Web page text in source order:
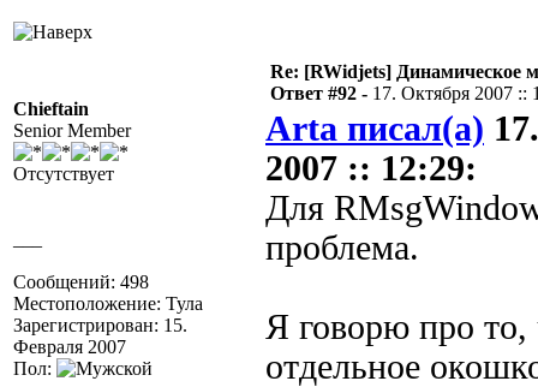
Chieftain
Senior Member
Отсутствует
Сообщений: 498
Местоположение: Тула
Зарегистрирован: 15.
Февраля 2007
Пол:
Re: [RWidjets] Динамическое
Ответ #92 - 17. Октября 2007 ::
Arta писал(а)
2007 :: 12:29:
Для
проблема.
Я говорю про то,
отдельное